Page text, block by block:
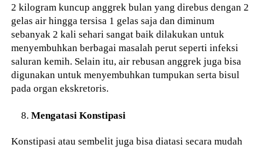
2 kilogram kuncup anggrek bulan yang direbus dengan 2
gelas air hingga tersisa 1 gelas saja dan diminum
sebanyak 2 kali sehari sangat baik dilakukan untuk
menyembuhkan berbagai masalah perut seperti infeksi
saluran kemih. Selain itu, air rebusan anggrek juga bisa
digunakan untuk menyembuhkan tumpukan serta bisul
pada organ ekskretoris.
Mengatasi Konstipasi
Konstipasi atau sembelit juga bisa diatasi secara mudah